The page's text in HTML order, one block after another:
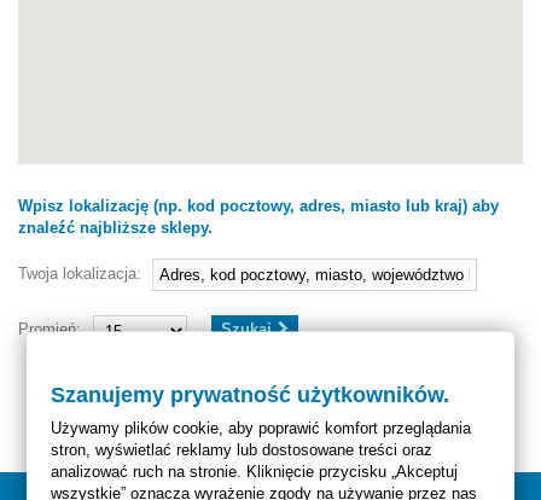
Wpisz lokalizację (np. kod pocztowy, adres, miasto lub kraj) aby
znaleźć najbliższe sklepy.
Twoja lokalizacja:
Promień: Szukaj
Szanujemy prywatność użytkowników.
Używamy plików cookie, aby poprawić komfort przeglądania
stron, wyświetlać reklamy lub dostosowane treści oraz
analizować ruch na stronie. Kliknięcie przycisku „Akceptuj
wszystkie” oznacza wyrażenie zgody na używanie przez nas